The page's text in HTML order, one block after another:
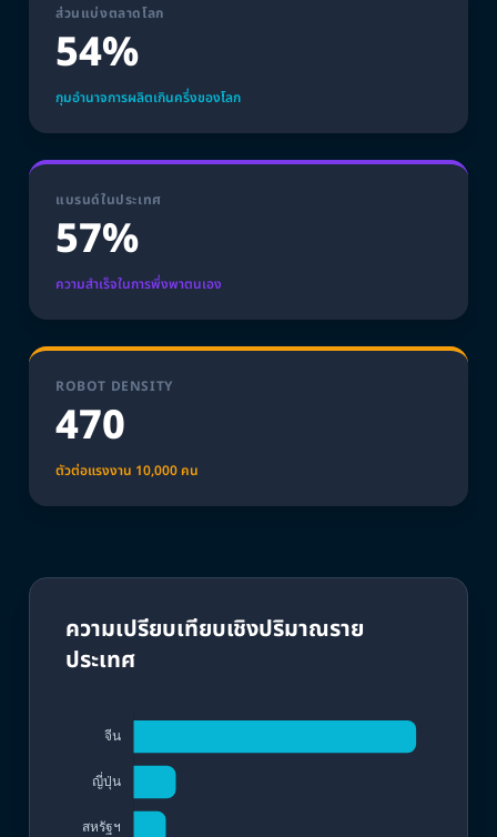
ส่วนแบ่งตลาดโลก
54%
กุมอำนาจการผลิตเกินครึ่งของโลก
แบรนด์ในประเทศ
57%
ความสำเร็จในการพึ่งพาตนเอง
ROBOT DENSITY
470
ตัวต่อแรงงาน 10,000 คน
ความเปรียบเทียบเชิงปริมาณราย
ประเทศ